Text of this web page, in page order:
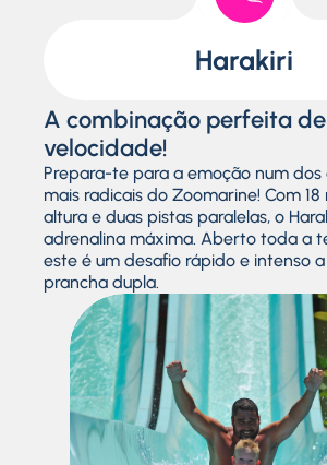
Harakiri
A combinação perfeita
velocidade!
Prepara-te para a emoção num dos
mais radicais do Zoomarine! Com
altura e duas pistas paralelas, o
adrenalina máxima. Aberto toda a
este é um desafio rápido e intenso
prancha dupla.